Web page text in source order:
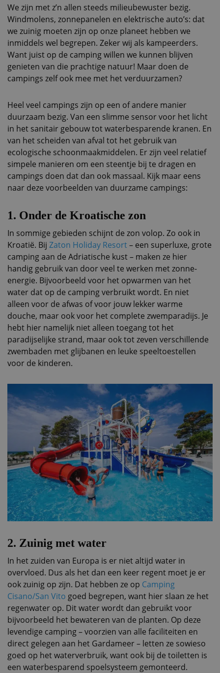
We zijn met z’n allen steeds milieubewuster bezig.
Windmolens, zonnepanelen en elektrische auto’s: dat
we zuinig moeten zijn op onze planeet hebben we
inmiddels wel begrepen. Zeker wij als kampeerders.
Want juist op de camping willen we kunnen blijven
genieten van die prachtige natuur! Maar doen de
campings zelf ook mee met het verduurzamen?
Heel veel campings zijn op een of andere manier
duurzaam bezig. Van een slimme sensor voor het licht
in het sanitair gebouw tot waterbesparende kranen. En
van het scheiden van afval tot het gebruik van
ecologische schoonmaakmiddelen. Er zijn veel relatief
simpele manieren om een steentje bij te dragen en
campings doen dat dan ook massaal. Kijk maar eens
naar deze voorbeelden van duurzame campings:
1. Onder de Kroatische zon
In sommige gebieden schijnt de zon volop. Zo ook in
Kroatië. Bij Zaton Holiday Resort– een superluxe, grote
camping aan de Adriatische kust – maken ze hier
handig gebruik van door veel te werken met zonne-
energie. Bijvoorbeeld voor het opwarmen van het
water dat op de camping verbruikt wordt. En niet
alleen voor de afwas of voor jouw lekker warme
douche, maar ook voor het complete zwemparadijs. Je
hebt hier namelijk niet alleen toegang tot het
paradijselijke strand, maar ook tot zeven verschillende
zwembaden met glijbanen en leuke speeltoestellen
voor de kinderen.
2. Zuinig met water
In het zuiden van Europa is er niet altijd water in
overvloed. Dus als het dan een keer regent moet je er
ook zuinig op zijn. Dat hebben ze op Camping
Cisano/San Vito goed begrepen, want hier slaan ze het
regenwater op. Dit water wordt dan gebruikt voor
bijvoorbeeld het bewateren van de planten. Op deze
levendige camping – voorzien van alle faciliteiten en
direct gelegen aan het Gardameer – letten ze sowieso
goed op het waterverbruik, want ook bij de toiletten is
een waterbesparend spoelsysteem gemonteerd.